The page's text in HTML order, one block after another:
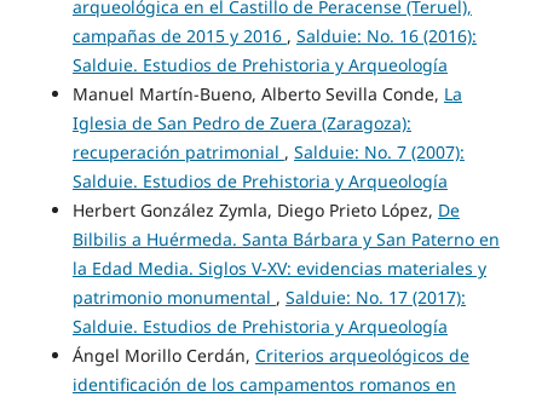
arqueológica en el Castillo de Peracense (Teruel),
campañas de 2015 y 2016 , Salduie: No. 16 (2016):
Salduie. Estudios de Prehistoria y Arqueología
Manuel Martín-Bueno, Alberto Sevilla Conde, La
Iglesia de San Pedro de Zuera (Zaragoza):
recuperación patrimonial , Salduie: No. 7 (2007):
Salduie. Estudios de Prehistoria y Arqueología
Herbert González Zymla, Diego Prieto López, De
Bilbilis a Huérmeda. Santa Bárbara y San Paterno en
la Edad Media. Siglos V-XV: evidencias materiales y
patrimonio monumental , Salduie: No. 17 (2017):
Salduie. Estudios de Prehistoria y Arqueología
Ángel Morillo Cerdán, Criterios arqueológicos de
identificación de los campamentos romanos en